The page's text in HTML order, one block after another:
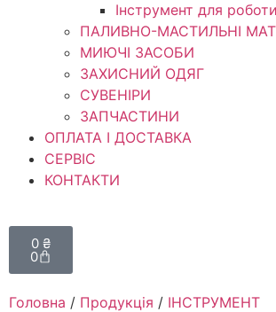
Інструмент для роботи
ПАЛИВНО-МАСТИЛЬНІ
МИЮЧІ ЗАСОБИ
ЗАХИСНИЙ ОДЯГ
СУВЕНІРИ
ЗАПЧАСТИНИ
ОПЛАТА І ДОСТАВКА
СЕРВІС
КОНТАКТИ
0 ₴
0
Головна / Продукція / ІНСТРУМЕНТ